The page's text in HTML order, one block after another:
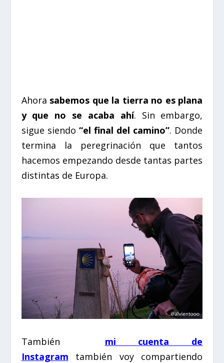
Ahora sabemos que la tierra no es plana
y que no se acaba ahí. Sin embargo,
sigue siendo “el final del camino”. Donde
termina la peregrinación que tantos
hacemos empezando desde tantas partes
distintas de Europa.
También mi cuenta de
Instagram
también voy compartiendo